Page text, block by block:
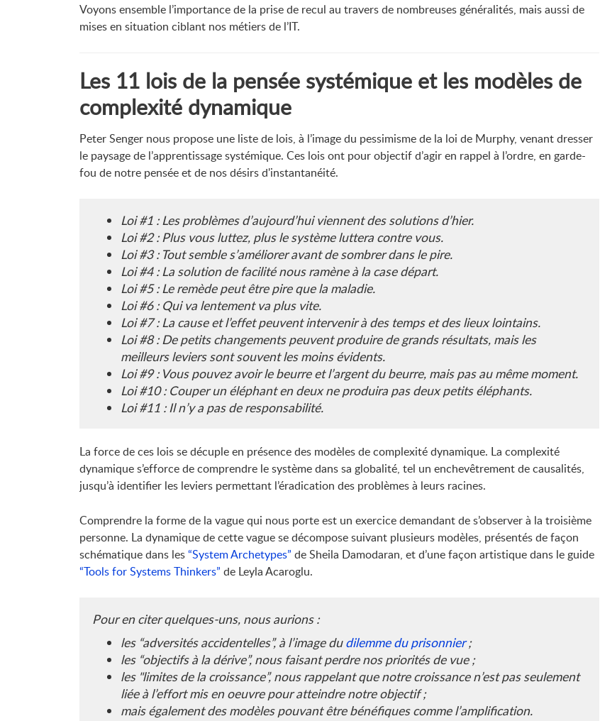
Voyons ensemble l’importance de la prise de recul au travers de nombreuses généralités, mais aussi de
mises en situation ciblant nos métiers de l’IT.
Les 11 lois de la pensée systémique et les modèles de
complexité dynamique
Peter Senger nous propose une liste de lois, à l’image du pessimisme de la loi de Murphy, venant dresser
le paysage de l’apprentissage systémique. Ces lois ont pour objectif d’agir en rappel à l’ordre, en garde-
fou de notre pensée et de nos désirs d'instantanéité.
Loi #1 : Les problèmes d’aujourd’hui viennent des solutions d’hier.
Loi #2 : Plus vous luttez, plus le système luttera contre vous.
Loi #3 : Tout semble s’améliorer avant de sombrer dans le pire.
Loi #4 : La solution de facilité nous ramène à la case départ.
Loi #5 : Le remède peut être pire que la maladie.
Loi #6 : Qui va lentement va plus vite.
Loi #7 : La cause et l’effet peuvent intervenir à des temps et des lieux lointains.
Loi #8 : De petits changements peuvent produire de grands résultats, mais les
meilleurs leviers sont souvent les moins évidents.
Loi #9 : Vous pouvez avoir le beurre et l’argent du beurre, mais pas au même moment.
Loi #10 : Couper un éléphant en deux ne produira pas deux petits éléphants.
Loi #11 : Il n’y a pas de responsabilité.
La force de ces lois se décuple en présence des modèles de complexité dynamique. La complexité
dynamique s’efforce de comprendre le système dans sa globalité, tel un enchevêtrement de causalités,
jusqu’à identifier les leviers permettant l’éradication des problèmes à leurs racines.
Comprendre la forme de la vague qui nous porte est un exercice demandant de s’observer à la troisième
personne. La dynamique de cette vague se décompose suivant plusieurs modèles, présentés de façon
schématique dans les“System Archetypes” de Sheila Damodaran, et d’une façon artistique dans le guide
“Tools for Systems Thinkers” de Leyla Acaroglu.
Pour en citer quelques-uns, nous aurions :
les “adversités accidentelles”, à l’image dudilemme du prisonnier;
les “objectifs à la dérive”, nous faisant perdre nos priorités de vue ;
les "limites de la croissance”, nous rappelant que notre croissance n’est pas seulement
liée à l’effort mis en oeuvre pour atteindre notre objectif ;
mais également des modèles pouvant être bénéfiques comme l’amplification.